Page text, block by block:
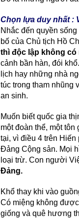
Chọn lựa duy nhất :
Nhắc đến quyền
bố của Chủ tịch Hồ
thì độc lập không có
cảnh bần hàn, đói
lịch hay những nhà
túc trong tham nhũng
an sinh.
Muốn biết quốc gia
một đoàn thể, một
tại, vì điều 4 trên
Ðảng Cộng sản. Mọi
loại trừ. Con người
Ðảng.
Khổ thay khi vào
Có miệng không
giống và quê hương